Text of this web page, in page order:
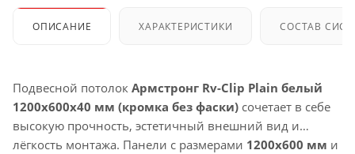
ОПИСАНИЕ ХАРАКТЕРИСТИКИ СОСТАВ
Подвесной потолок Армстронг Rv-Clip Plain белый
1200x600x40 мм (кромка без фаски) сочетает в себе
высокую прочность, эстетичный внешний вид и
лёгкость монтажа. Панели с размерами 1200x600 мм и